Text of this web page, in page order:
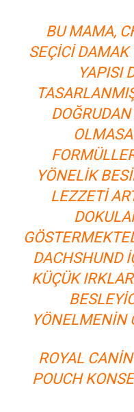
BU MAMA,
SEÇICI DAMAK
YAPISI
YÖNELIK
LEZZETI
DACHSHUND
KÜÇÜK
YÖNELMENIN
ROYAL
POUCH